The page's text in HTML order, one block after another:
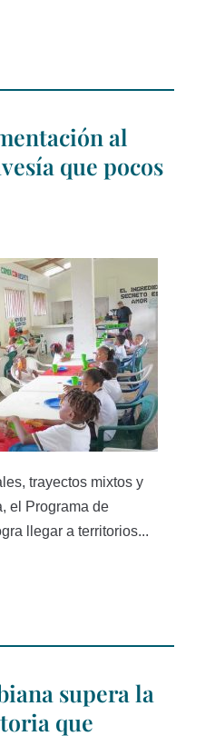
al
que pocos
trayectos mixtos y
el Programa de
llegar a territorios...
supera la
que